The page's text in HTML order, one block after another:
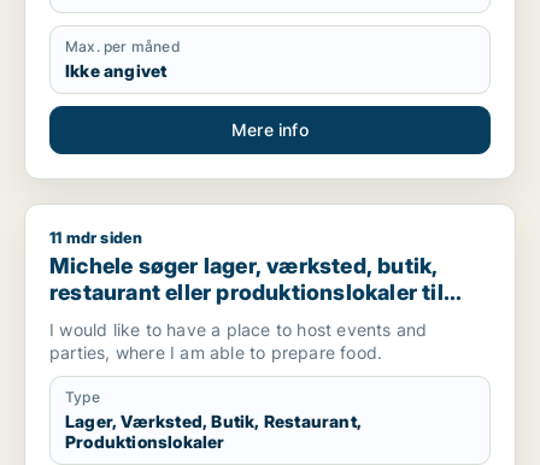
Max. per måned
Ikke angivet
Mere info
Michele søger lager, værksted, butik, restaurant eller
11 mdr siden
Michele søger lager, værksted, butik,
restaurant eller produktionslokaler til
salg i Valby, Glostrup eller Brøndby m.fl.
I would like to have a place to host events and
parties, where I am able to prepare food.
Type
Lager, Værksted, Butik, Restaurant,
Produktionslokaler